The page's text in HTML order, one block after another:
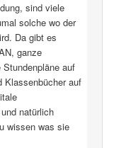
sind viele
solche wo der
Da gibt es
ganze
auf
Klassenbücher auf
natürlich
wissen was sie